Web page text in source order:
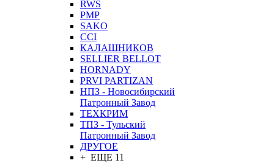
RWS
PMP
SAKO
CCI
КАЛАШНИКОВ
SELLIER BELLOT
HORNADY
PRVI PARTIZAN
НПЗ - Новосибирский
Патронный Завод
ТЕХКРИМ
ТПЗ - Тульский
Патронный Завод
ДРУГОЕ
+ ЕЩЕ 11